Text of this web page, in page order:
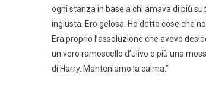
ogni stanza in base a chi amava di più
ingiusta. Ero gelosa. Ho detto cose che
Era proprio l’assoluzione che avevo
un vero ramoscello d’ulivo e più una
di Harry. Manteniamo la calma.”